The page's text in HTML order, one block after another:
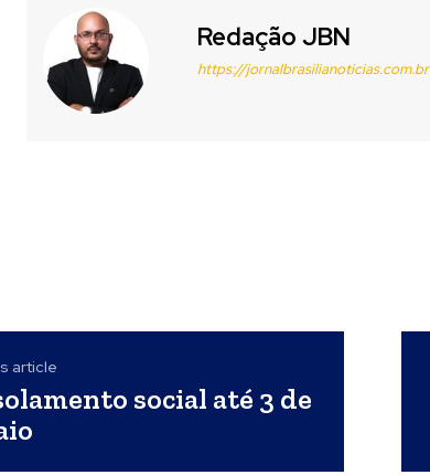
Redação JBN
https://jornalbrasilianoticias.com.br
article
social até 3 de